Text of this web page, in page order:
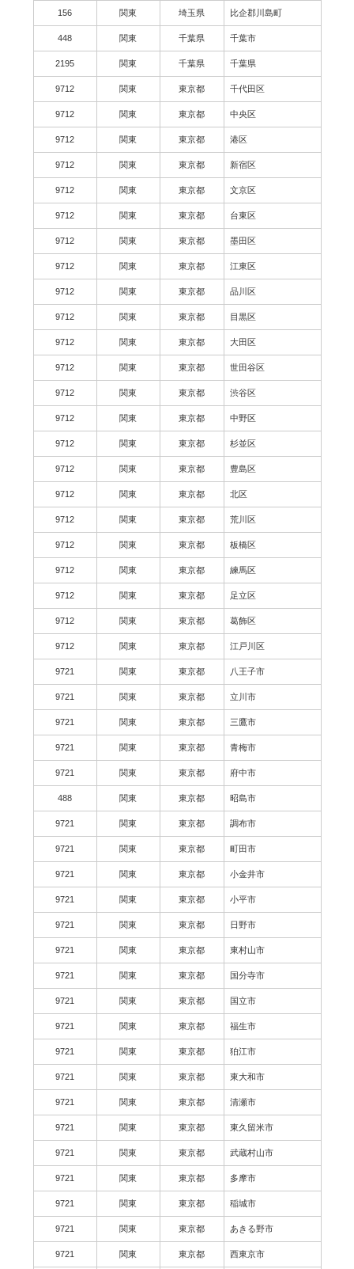
156 関東 埼玉県 比企郡川島町
448 関東 千葉県 千葉市
2195 関東 千葉県 千葉県
9712 関東 東京都 千代田区
9712 関東 東京都 中央区
9712 関東 東京都 港区
9712 関東 東京都 新宿区
9712 関東 東京都 文京区
9712 関東 東京都 台東区
9712 関東 東京都 墨田区
9712 関東 東京都 江東区
9712 関東 東京都 品川区
9712 関東 東京都 目黒区
9712 関東 東京都 大田区
9712 関東 東京都 世田谷区
9712 関東 東京都 渋谷区
9712 関東 東京都 中野区
9712 関東 東京都 杉並区
9712 関東 東京都 豊島区
9712 関東 東京都 北区
9712 関東 東京都 荒川区
9712 関東 東京都 板橋区
9712 関東 東京都 練馬区
9712 関東 東京都 足立区
9712 関東 東京都 葛飾区
9712 関東 東京都 江戸川区
9721 関東 東京都 八王子市
9721 関東 東京都 立川市
9721 関東 東京都 三鷹市
9721 関東 東京都 青梅市
9721 関東 東京都 府中市
488 関東 東京都 昭島市
9721 関東 東京都 調布市
9721 関東 東京都 町田市
9721 関東 東京都 小金井市
9721 関東 東京都 小平市
9721 関東 東京都 日野市
9721 関東 東京都 東村山市
9721 関東 東京都 国分寺市
9721 関東 東京都 国立市
9721 関東 東京都 福生市
9721 関東 東京都 狛江市
9721 関東 東京都 東大和市
9721 関東 東京都 清瀬市
9721 関東 東京都 東久留米市
9721 関東 東京都 武蔵村山市
9721 関東 東京都 多摩市
9721 関東 東京都 稲城市
9721 関東 東京都 あきる野市
9721 関東 東京都 西東京市